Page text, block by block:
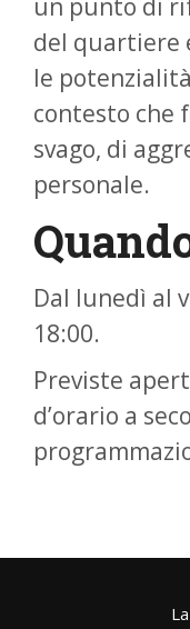
un punto di
del quartiere
le
contesto che
svago, di
personale.
Dal lunedì al
18:00.
Previste
d’orario a